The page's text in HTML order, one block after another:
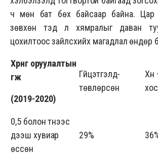
ч мөн бат бөх байсаар байна. Цар
зөвхөн тэд л хямралыг даван
цохилтоос зайлсхийх магадлал өндөр
Хөрөнгө оруулалтын
өгөөж
(2019-2020)
Гүйцэтгэлд-
төвлөрсөн
Хүн
0,5 болон түүнээс
дээш хувиар
өссөн
29%